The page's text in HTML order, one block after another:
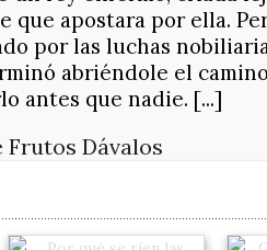
que apostara por ella.
por las luchas
abriéndole el
antes que nadie. [...]
Frutos Dávalos